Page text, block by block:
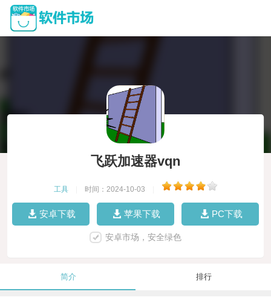
飞跃加速器vqn
工具 时间：2024-10-03
安卓下载 苹果下载 PC下载
安卓市场，安全绿色
简介 排行